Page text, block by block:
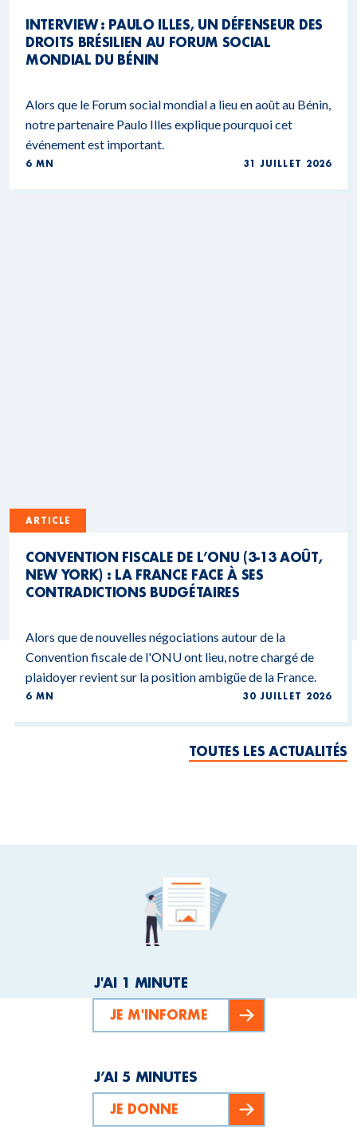
INTERVIEW : PAULO ILLES, UN DÉFENSEUR DES
DROITS BRÉSILIEN AU FORUM SOCIAL
MONDIAL DU BÉNIN
Alors que le Forum social mondial a lieu en août au Bénin,
notre partenaire Paulo Illes explique pourquoi cet
événement est important.
6 MN 31 JUILLET 2026
ARTICLE
CONVENTION FISCALE DE L’ONU (3-13 AOÛT,
NEW YORK) : LA FRANCE FACE À SES
CONTRADICTIONS BUDGÉTAIRES
Alors que de nouvelles négociations autour de la
Convention fiscale de l'ONU ont lieu, notre chargé de
plaidoyer revient sur la position ambigüe de la France.
6 MN 30 JUILLET 2026
TOUTES LES ACTUALITÉS
J'AI 1 MINUTE
JE M'INFORME
J’AI 5 MINUTES
JE DONNE